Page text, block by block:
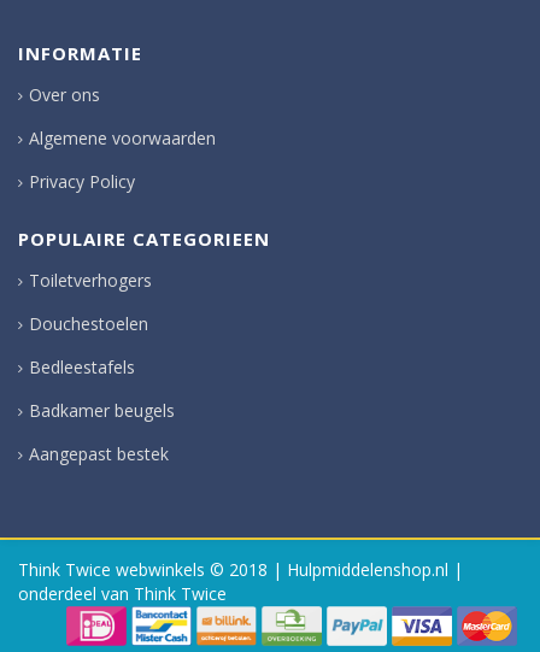
INFORMATIE
Over ons
Algemene voorwaarden
Privacy Policy
POPULAIRE CATEGORIEEN
Toiletverhogers
Douchestoelen
Bedleestafels
Badkamer beugels
Aangepast bestek
Think Twice webwinkels © 2018 | Hulpmiddelenshop.nl |
onderdeel van Think Twice